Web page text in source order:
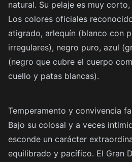
natural. Su pelaje es muy
Los colores oficiales
atigrado, arlequín (blanco con
irregulares), negro puro, azul
(negro que cubre el cuerpo
cuello y patas blancas).
Temperamento y convivencia
Bajo su colosal y a veces
esconde un carácter
equilibrado y pacífico. El Gran